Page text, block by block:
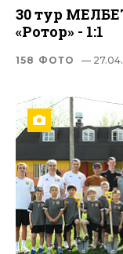
30 тур
«Ротор» - 1:1
158 ФОТО —